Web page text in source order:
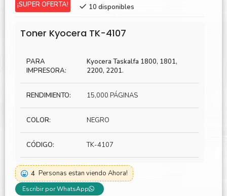
original
S/195.00.
¡SUPER OFERTA! 10 disponibles
Toner Kyocera TK-4107
PARA
IMPRESORA:
Kyocera Taskalfa 1800, 1801,
2200, 2201.
RENDIMIENTO: 15,000 PÁGINAS
COLOR: NEGRO
CÓDIGO: TK-4107
4 Personas estan viendo Ahora!
Escribir por WhatsApp